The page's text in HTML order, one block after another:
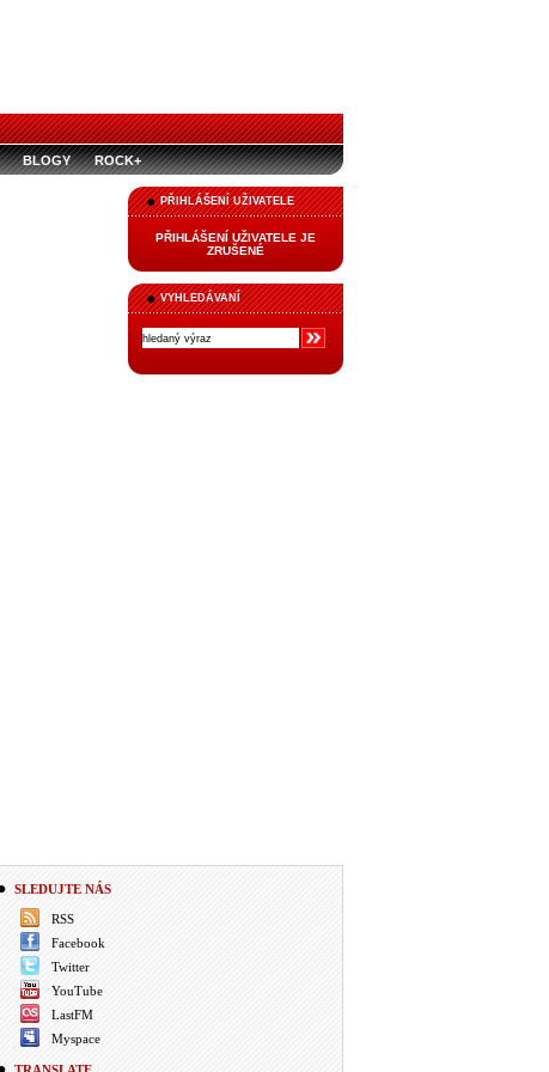
BLOGY ROCK+
PŘIHLÁŠENÍ UŽIVATELE
PŘIHLÁŠENÍ UŽIVATELE JE
ZRUŠENÉ
VYHLEDÁVANÍ
SLEDUJTE NÁS
RSS
Facebook
Twitter
YouTube
LastFM
Myspace